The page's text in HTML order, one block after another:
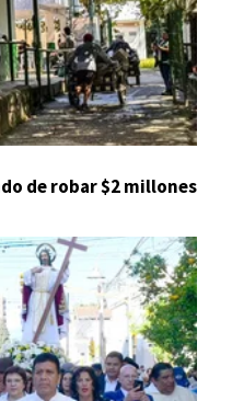
de robar $2 millones